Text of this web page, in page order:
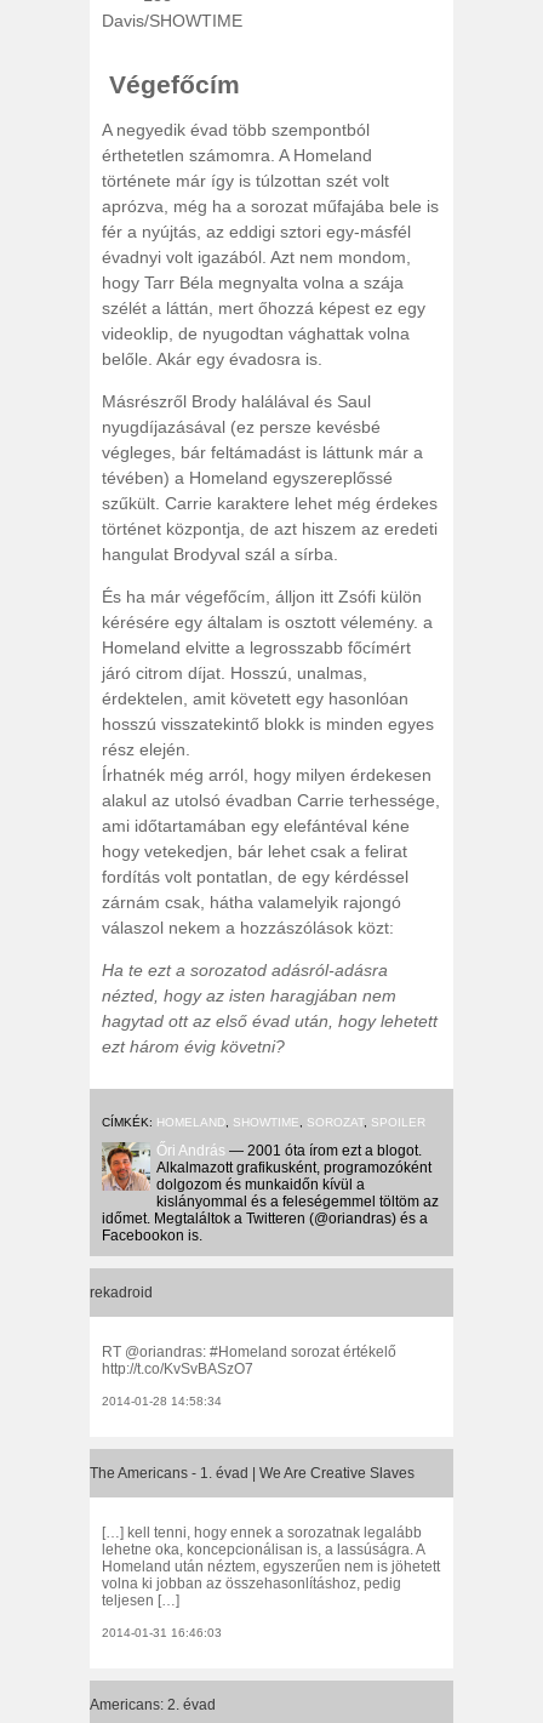
Davis/SHOWTIME
Végefőcím
A negyedik évad több szempontból
érthetetlen számomra. A Homeland
története már így is túlzottan szét volt
aprózva, még ha a sorozat műfajába bele is
fér a nyújtás, az eddigi sztori egy-másfél
évadnyi volt igazából. Azt nem mondom,
hogy Tarr Béla megnyalta volna a szája
szélét a láttán, mert őhozzá képest ez egy
videoklip, de nyugodtan vághattak volna
belőle. Akár egy évadosra is.
Másrészről Brody halálával és Saul
nyugdíjazásával (ez persze kevésbé
végleges, bár feltámadást is láttunk már a
tévében) a Homeland egyszereplőssé
szűkült. Carrie karaktere lehet még érdekes
történet központja, de azt hiszem az eredeti
hangulat Brodyval szál a sírba.
És ha már végefőcím, álljon itt Zsófi külön
kérésére egy általam is osztott vélemény. a
Homeland elvitte a legrosszabb főcímért
járó citrom díjat. Hosszú, unalmas,
érdektelen, amit követett egy hasonlóan
hosszú visszatekintő blokk is minden egyes
rész elején.
Írhatnék még arról, hogy milyen érdekesen
alakul az utolsó évadban Carrie terhessége,
ami időtartamában egy elefántéval kéne
hogy vetekedjen, bár lehet csak a felirat
fordítás volt pontatlan, de egy kérdéssel
zárnám csak, hátha valamelyik rajongó
válaszol nekem a hozzászólások közt:
Ha te ezt a sorozatod adásról-adásra
nézted, hogy az isten haragjában nem
hagytad ott az első évad után, hogy lehetett
ezt három évig követni?
CÍMKÉK: HOMELAND, SHOWTIME, SOROZAT, SPOILER
Őri András — 2001 óta írom ezt a blogot.
Alkalmazott grafikusként, programozóként
dolgozom és munkaidőn kívül a
kislányommal és a feleségemmel töltöm az
időmet. Megtaláltok a Twitteren (@oriandras) és a
Facebookon is.
rekadroid
RT @oriandras: #Homeland sorozat értékelő
http://t.co/KvSvBASzO7
2014-01-28 14:58:34
The Americans - 1. évad | We Are Creative Slaves
[…] kell tenni, hogy ennek a sorozatnak legalább
lehetne oka, koncepcionálisan is, a lassúságra. A
Homeland után néztem, egyszerűen nem is jöhetett
volna ki jobban az összehasonlításhoz, pedig
teljesen […]
2014-01-31 16:46:03
Americans: 2. évad